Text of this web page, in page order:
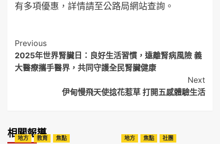
有多項優惠，詳情請至公路局網站查詢。
Post
Navigation
Previous
2025年世界腎臟日：良好生活習慣，遠離腎病風險 義
大醫療攜手醫界，共同守護全民腎臟健康
Next
伊甸慢飛天使捻花惹草 打開五感體驗生活
相關報導
地方 教育 焦點 地方 焦點 社團